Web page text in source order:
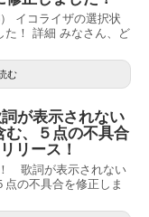
イコライザの選択状
た！ 詳細 みなさん、ど
む
が表示されない
む、５点の不具合
リース！
歌詞が表示されない
の不具合を修正しま